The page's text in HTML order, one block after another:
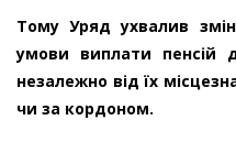
Тому Уряд ухвалив
умови виплати пенсій
незалежно від їх
чи за кордоном.